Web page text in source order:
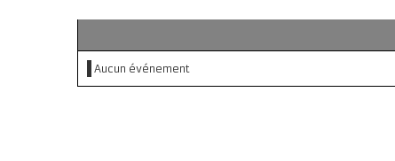
Aucun événement